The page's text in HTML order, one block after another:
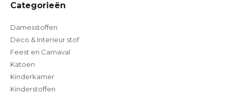
Categorieën
Damesstoffen
Deco & Interieur stof
Feest en Carnaval
Katoen
Kinderkamer
Kinderstoffen